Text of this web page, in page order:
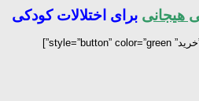
هیجانی برای اختلالات کودکی